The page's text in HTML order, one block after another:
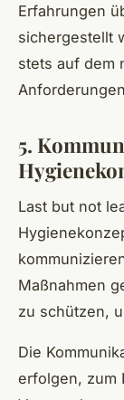
Erfahrungen
sichergestellt
stets auf dem
5.
Last but not
Maßnahmen
zu schützen,
Die
erfolgen, zum